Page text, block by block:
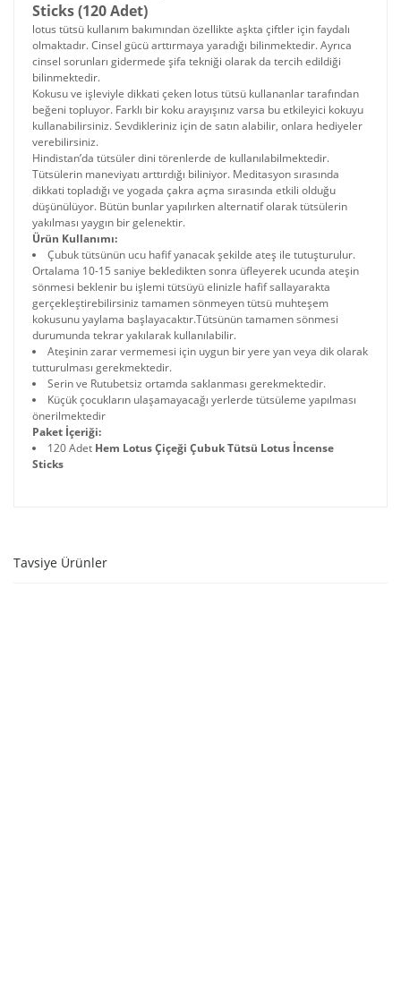
Sticks (120 Adet)
lotus tütsü kullanım bakımından özellikte aşkta çiftler için faydalı
olmaktadır. Cinsel gücü arttırmaya yaradığı bilinmektedir. Ayrıca
cinsel sorunları gidermede şifa tekniği olarak da tercih edildiği
bilinmektedir.
Kokusu ve işleviyle dikkati çeken lotus tütsü kullananlar tarafından
beğeni topluyor. Farklı bir koku arayışınız varsa bu etkileyici kokuyu
kullanabilirsiniz. Sevdikleriniz için de satın alabilir, onlara hediyeler
verebilirsiniz.
Hindistan’da tütsüler dini törenlerde de kullanılabilmektedir.
Tütsülerin maneviyatı arttırdığı biliniyor. Meditasyon sırasında
dikkati topladığı ve yogada çakra açma sırasında etkili olduğu
düşünülüyor. Bütün bunlar yapılırken alternatif olarak tütsülerin
yakılması yaygın bir gelenektir.
Ürün Kullanımı:
Çubuk tütsünün ucu hafif yanacak şekilde ateş ile tutuşturulur.
Ortalama 10-15 saniye bekledikten sonra üfleyerek ucunda ateşin
sönmesi beklenir bu işlemi tütsüyü elinizle hafif sallayarakta
gerçekleştirebilirsiniz tamamen sönmeyen tütsü muhteşem
kokusunu yaylama başlayacaktır.Tütsünün tamamen sönmesi
durumunda tekrar yakılarak kullanılabilir.
Ateşinin zarar vermemesi için uygun bir yere yan veya dik olarak
tutturulması gerekmektedir.
Serin ve Rutubetsiz ortamda saklanması gerekmektedir.
Küçük çocukların ulaşamayacağı yerlerde tütsüleme yapılması
önerilmektedir
Paket İçeriği:
120 Adet Hem Lotus Çiçeği Çubuk Tütsü Lotus İncense
Sticks
Tavsiye Ürünler